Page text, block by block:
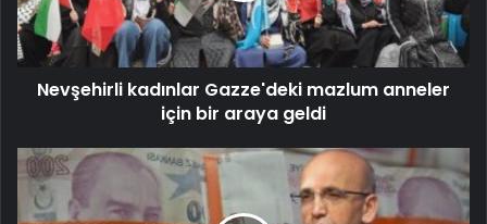
Nevşehirli kadınlar Gazze'deki mazlum anneler
için bir araya geldi